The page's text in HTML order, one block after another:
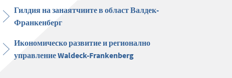
Гилдия на занаятчиите в област Валдек-
Франкенберг
Икономическо развитие и регионално
управление Waldeck-Frankenberg